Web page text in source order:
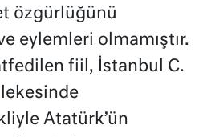
özgürlüğünü
eylemleri olmamıştır.
fiil, İstanbul C.
Atatürk’ün